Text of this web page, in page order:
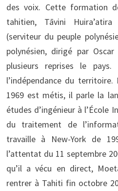
des voix. Cette formation
tahitien, Tāvini
(serviteur du peuple
polynésien, dirigé par
plusieurs reprises le
l’indépendance du
1969 est métis, il parle la
études d’ingénieur à l’École
du traitement de
travaille à New-York de
l’attentat du 11 septembre
qu’il a vécu en direct,
rentrer à Tahiti fin octobre